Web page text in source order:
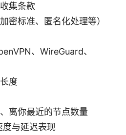
集条款
密标准、匿名化处理等）
、WireGuard、
度
离你最近的节点数量
与延迟表现